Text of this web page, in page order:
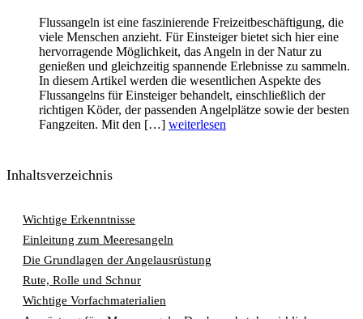
Flussangeln ist eine faszinierende Freizeitbeschäftigung, die
viele Menschen anzieht. Für Einsteiger bietet sich hier eine
hervorragende Möglichkeit, das Angeln in der Natur zu
genießen und gleichzeitig spannende Erlebnisse zu sammeln.
In diesem Artikel werden die wesentlichen Aspekte des
Flussangelns für Einsteiger behandelt, einschließlich der
richtigen Köder, der passenden Angelplätze sowie der besten
Fangzeiten. Mit den […] weiterlesen
Inhaltsverzeichnis
Wichtige Erkenntnisse
Einleitung zum Meeresangeln
Die Grundlagen der Angelausrüstung
Rute, Rolle und Schnur
Wichtige Vorfachmaterialien